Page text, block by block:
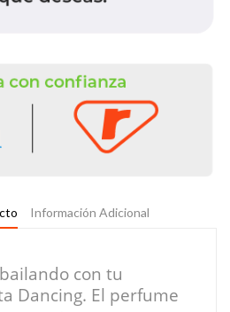
Información Adicional
con tu
Dancing. El perfume